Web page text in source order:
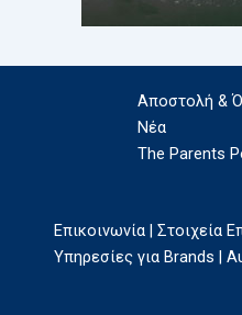
Αποστολή &
Νέα
The Parents
Επικοινωνία | Στοιχεία
Υπηρεσίες για Brands |